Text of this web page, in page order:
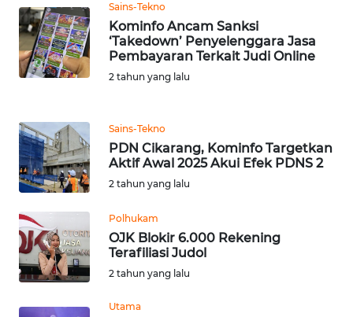
Sains-Tekno
Kominfo Ancam Sanksi
‘Takedown’ Penyelenggara Jasa
Pembayaran Terkait Judi Online
2 tahun yang lalu
Sains-Tekno
PDN Cikarang, Kominfo Targetkan
Aktif Awal 2025 Akui Efek PDNS 2
2 tahun yang lalu
Polhukam
OJK Blokir 6.000 Rekening
Terafiliasi Judol
2 tahun yang lalu
Utama
SULSEL
WN
GORONTALO
SULUT
WN
MALUKU
WN
MALUT
DAIRI